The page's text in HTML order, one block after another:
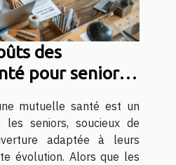
des
pour seniors :
mutuelle santé est un
seniors, soucieux de
adaptée à leurs
évolution. Alors que les